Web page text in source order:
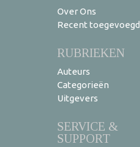
Over Ons
Recent toegevoegd
RUBRIEKEN
Auteurs
Categorieën
Uitgevers
SERVICE &
SUPPORT